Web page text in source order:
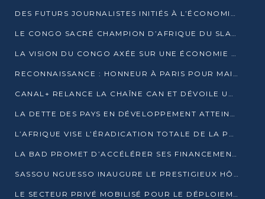
DES FUTURS JOURNALISTES INITIÉS À L’ÉCONOMIE BLEUE DURABLE
LE CONGO SACRÉ CHAMPION D’AFRIQUE DU SLAM 2025
LA VISION DU CONGO AXÉE SUR UNE ÉCONOMIE BAS CARBONE AU RENDEZ-VOUS DE MONACO 2025
RECONNAISSANCE : HONNEUR À PARIS POUR MAIXENT RAOUL OMINGA
CANAL+ RELANCE LA CHAÎNE CAN ET DÉVOILE UNE OFFRE EXCEPTIONNELLE POUR DÉCEMBRE
LA DETTE DES PAYS EN DÉVELOPPEMENT ATTEINT UN SOMMET HISTORIQUE ENTRE 2022 ET 2024
L’AFRIQUE VISE L’ÉRADICATION TOTALE DE LA POLIOMYÉLITE D’ICI 2026
LA BAD PROMET D’ACCÉLÉRER SES FINANCEMENTS AVEC LE MINISTÈRE DE L’ASSAINISSEMENT
SASSOU NGUESSO INAUGURE LE PRESTIGIEUX HÔTEL KEMPINSKI BRAZZAVILLE
LE SECTEUR PRIVÉ MOBILISÉ POUR LE DÉPLOIEMENT DE 19 MINI-CENTRALES SOLAIRES